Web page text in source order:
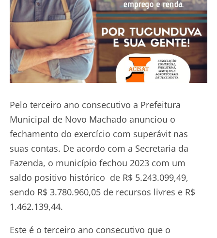
Pelo terceiro ano consecutivo a Prefeitura
Municipal de Novo Machado anunciou o
fechamento do exercício com superávit nas
suas contas. De acordo com a Secretaria da
Fazenda, o município fechou 2023 com um
saldo positivo histórico de R$ 5.243.099,49,
sendo R$ 3.780.960,05 de recursos livres e R$
1.462.139,44.
Este é o terceiro ano consecutivo que o